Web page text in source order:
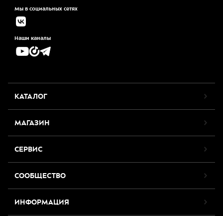
Мы в социальных сетях
Наши каналы
КАТАЛОГ
МАГАЗИН
СЕРВИС
СООБЩЕСТВО
ИНФОРМАЦИЯ